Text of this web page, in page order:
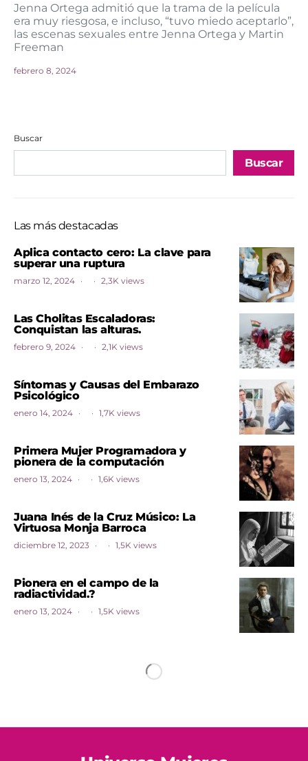
Jenna Ortega admitió que la trama de la película
era muy riesgosa, e incluso, “tuvo miedo aceptarlo”,
las escenas sexuales entre Jenna Ortega y Martin
Freeman
febrero 8, 2024
Buscar
Buscar
Las más destacadas
Aplica contacto cero: La clave para
superar una ruptura
marzo 12, 2024 2,3K views
Las Cholitas Escaladoras:
Conquistan las alturas.
febrero 9, 2024 2,1K views
Síntomas y Causas del Embarazo
Psicológico
enero 14, 2024 1,7K views
Primera Mujer Programadora y
pionera de la computación
enero 13, 2024 1,6K views
Juana Inés de la Cruz Músico: La
Virtuosa Monja Barroca
diciembre 12, 2023 1,5K views
Pionera en el campo de la
radiactividad.?
enero 13, 2024 1,5K views